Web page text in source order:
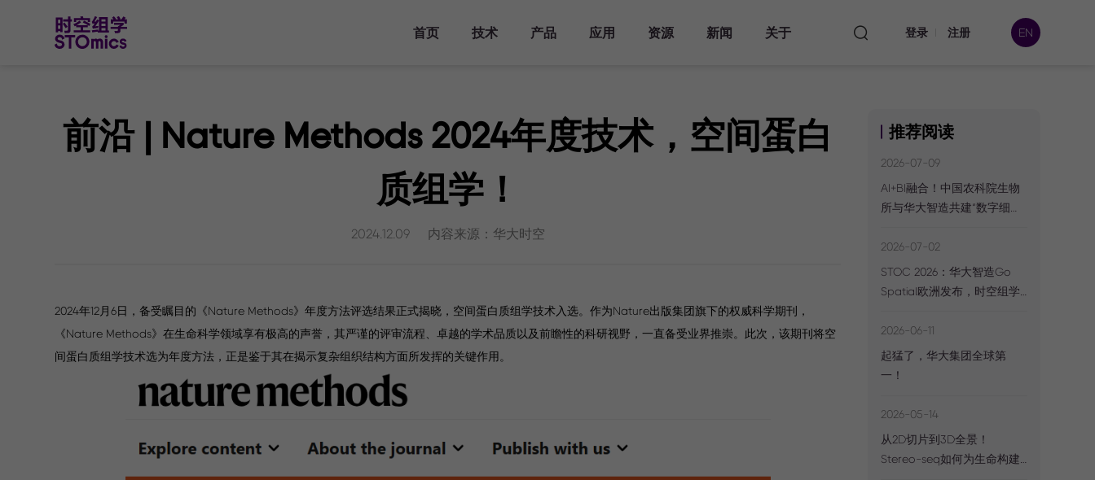
首页 技术 产品
时空转录组FF
时空转录组FF
V1.3兼容mIF
时空转录组大尺寸
Stereo-CITE
Stereo-seq
Analysis Workflow
StereoMap
时空显微镜
时空自动化样本处
理系统
应用
器官研究
演化研究
科学计划
资源
视频库
发表文章
历史实测数据
生态合作伙伴
新闻
专题研讨会
培训活动
关于
华大三箭齐发介绍
里程碑
人才培养
加入我们
联系我们
登录 注册 EN
前沿 | Nature Methods 2024年度技术，空间蛋白
质组学！
2024.12.09 内容来源：华大时空
2024年12月6日，备受瞩目的《Nature Methods》年度方法评选结果正式揭晓，空间蛋白质组学技术入选。作为Nature出版集团旗下的权威科学期刊，
《Nature Methods》在生命科学领域享有极高的声誉，其严谨的评审流程、卓越的学术品质以及前瞻性的科研视野，一直备受业界推崇。此次，该期刊将空
间蛋白质组学技术选为年度方法，正是鉴于其在揭示复杂组织结构方面所发挥的关键作用。
推荐阅读
2026-07-09
AI+BI融合！中国农科院生物
所与华大智造共建“数字细胞
2026-07-02
STOC 2026：华大智造Go
Spatial欧洲发布，时空组学
2026-06-11
起猛了，华大集团全球第
一！
2026-05-14
从2D切片到3D全景！
Stereo-seq如何为生命构建